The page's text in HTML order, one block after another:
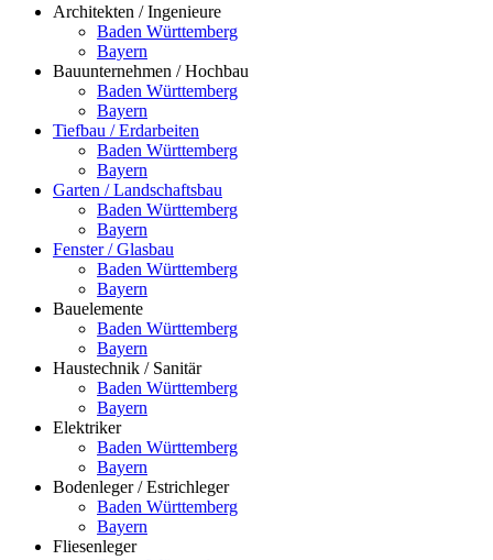
Architekten / Ingenieure
Baden Württemberg
Bayern
Bauunternehmen / Hochbau
Baden Württemberg
Bayern
Tiefbau / Erdarbeiten
Baden Württemberg
Bayern
Garten / Landschaftsbau
Baden Württemberg
Bayern
Fenster / Glasbau
Baden Württemberg
Bayern
Bauelemente
Baden Württemberg
Bayern
Haustechnik / Sanitär
Baden Württemberg
Bayern
Elektriker
Baden Württemberg
Bayern
Bodenleger / Estrichleger
Baden Württemberg
Bayern
Fliesenleger